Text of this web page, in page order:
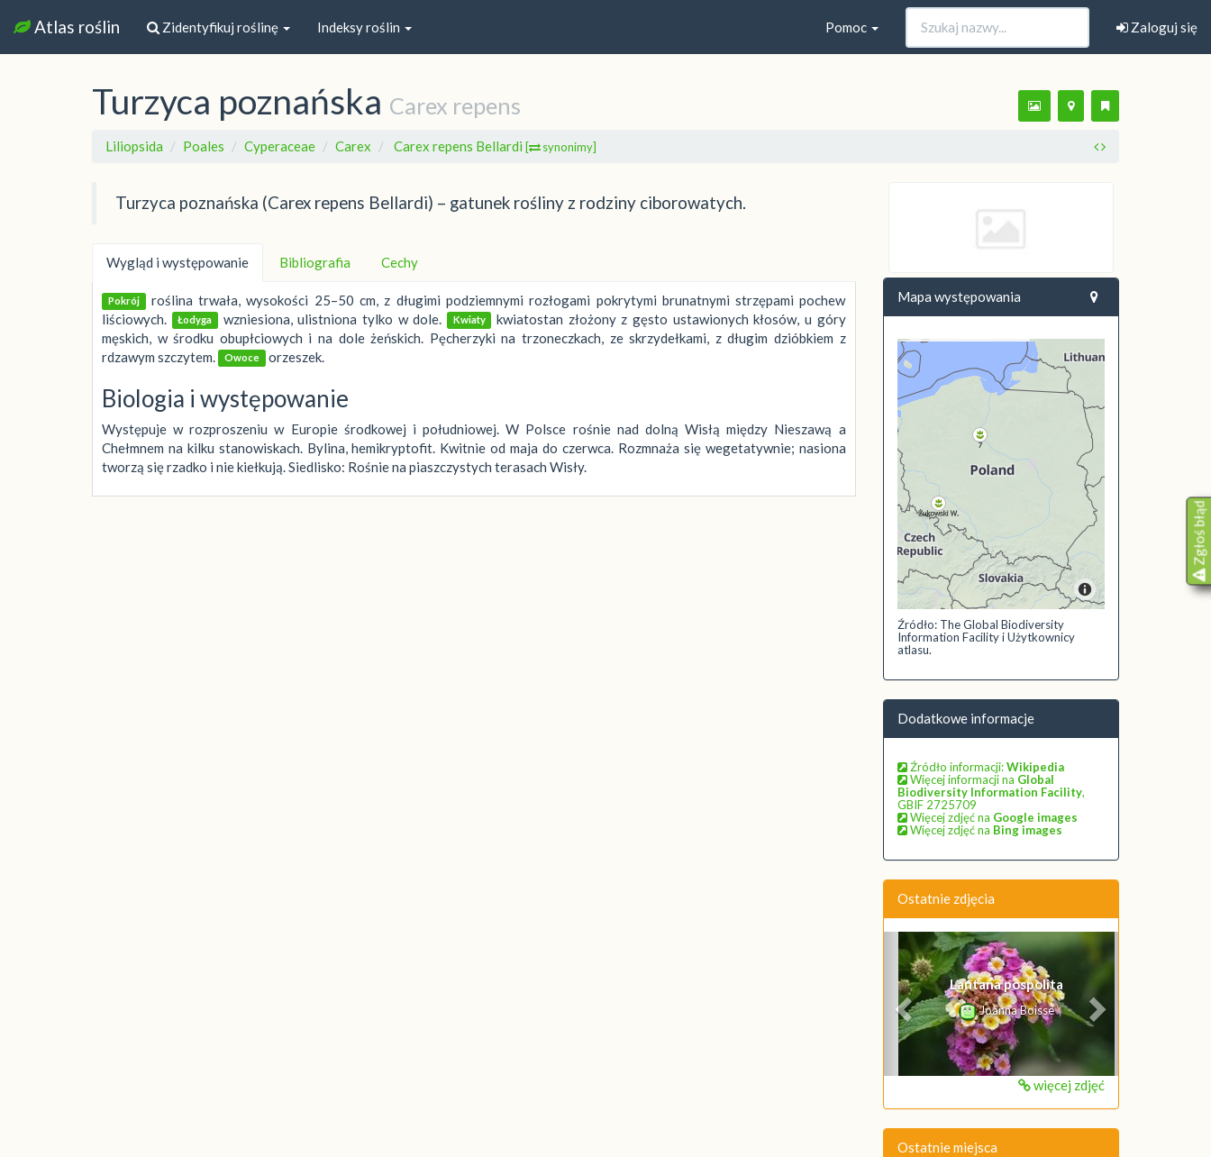
Atlas roślin Zidentyfikuj roślinę Indeksy roślin Zaloguj się
Pomoc
Turzyca poznańska Carex repens
Liliopsida Poales Cyperaceae Carex Carex repens Bellardi [ synonimy]
Turzyca poznańska (Carex repens Bellardi) – gatunek rośliny z rodziny ciborowatych.
Wygląd i występowanie Bibliografia Cechy
Pokrój roślina trwała, wysokości 25–50 cm, z długimi podziemnymi rozłogami pokrytymi brunatnymi strzępami pochew
liściowych.
Łodyga wzniesiona, ulistniona tylko w dole. Kwiaty
kwiatostan złożony z gęsto ustawionych kłosów, u góry
męskich, w środku obupłciowych i na dole żeńskich. Pęcherzyki na trzoneczkach, ze skrzydełkami, z długim dzióbkiem z
rdzawym szczytem.
Owoce orzeszek.
Biologia i występowanie
Występuje w rozproszeniu w Europie środkowej i południowej. W Polsce rośnie nad dolną Wisłą między Nieszawą a
Chełmnem na kilku stanowiskach. Bylina, hemikryptofit. Kwitnie od maja do czerwca. Rozmnaża się wegetatywnie; nasiona
tworzą się rzadko i nie kiełkują. Siedlisko: Rośnie na piaszczystych terasach Wisły.
Mapa występowania
Źródło: The Global Biodiversity
Information Facility i Użytkownicy
atlasu.
Dodatkowe informacje
Źródło informacji:Wikipedia
Więcej informacji na Global
Biodiversity Information Facility,
GBIF 2725709
Więcej zdjęć na Google images
Więcej zdjęć na Bing images
Ostatnie zdjęcia
Lantana pospolita
Joanna Boisse
Poprzednie Następne
więcej zdjęć
Ostatnie miejsca
Zgłoś błąd